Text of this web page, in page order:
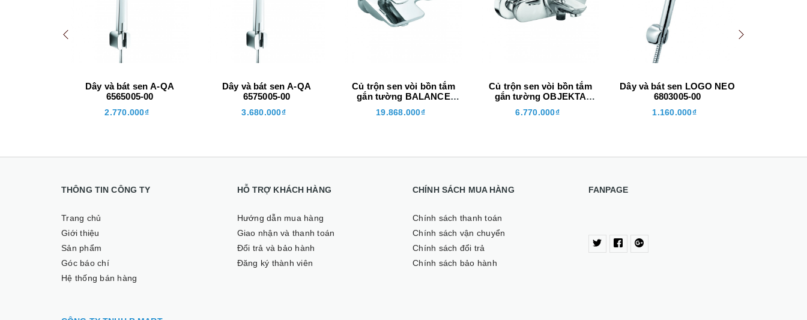
Dây và bát sen A-QA
6565005-00
2.770.000₫
Dây và bát sen A-QA
6575005-00
3.680.000₫
Củ trộn sen vòi bồn tắm
gắn tường BALANCE
19.868.000₫
Củ trộn sen vòi bồn tắm
gắn tường OBJEKTA
6.770.000₫
Dây và bát sen LOGO NEO
6803005-00
1.160.000₫
THÔNG TIN CÔNG TY
Trang chủ
Giới thiệu
Sản phẩm
Góc báo chí
Hệ thống bán hàng
HỖ TRỢ KHÁCH HÀNG
Hướng dẫn mua hàng
Giao nhận và thanh toán
Đổi trả và bảo hành
Đăng ký thành viên
CHÍNH SÁCH MUA HÀNG
Chính sách thanh toán
Chính sách vận chuyển
Chính sách đổi trả
Chính sách bảo hành
FANPAGE